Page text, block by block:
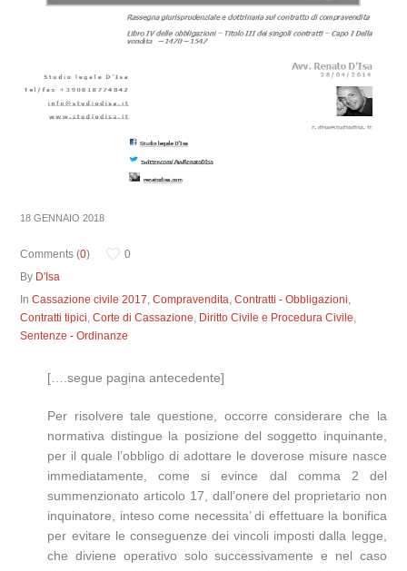
18 GENNAIO 2018
Comments (0)
0
By D'Isa
InCassazione civile 2017,Compravendita,Contratti - Obbligazioni,
Contratti tipici,Corte di Cassazione, Diritto Civile e Procedura Civile,
Sentenze - Ordinanze
[….segue pagina antecedente]
Per risolvere tale questione, occorre considerare che la
normativa distingue la posizione del soggetto inquinante,
per il quale l’obbligo di adottare le doverose misure nasce
immediatamente, come si evince dal comma 2 del
summenzionato articolo 17, dall’onere del proprietario non
inquinatore, inteso come necessita’ di effettuare la bonifica
per evitare le conseguenze dei vincoli imposti dalla legge,
che diviene operativo solo successivamente e nel caso